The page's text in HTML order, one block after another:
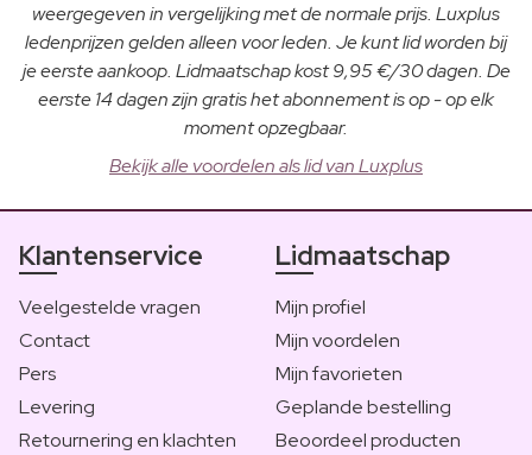
weergegeven in vergelijking met de normale prijs. Luxplus
ledenprijzen gelden alleen voor leden. Je kunt lid worden bij
je eerste aankoop. Lidmaatschap kost 9,95 €/30 dagen. De
eerste 14 dagen zijn gratis het abonnement is op - op elk
moment opzegbaar.
Bekijk alle voordelen als lid van Luxplus
Klantenservice
Veelgestelde vragen
Contact
Pers
Levering
Retournering en klachten
Lidmaatschap
Mijn profiel
Mijn voordelen
Mijn favorieten
Geplande bestelling
Beoordeel producten